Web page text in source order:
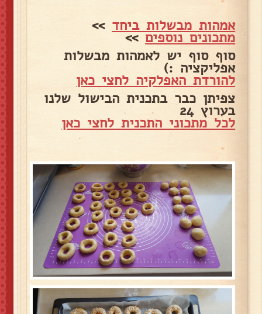
אמהות מבשלות ביחד >>
מתכונים נוספים>>
סוף סוף יש לאמהות מבשלות
אפליקציה :)
להורדת האפלקיה לחצי כאן
צפיתן כבר בתכנית הבישול שלנו
בערוץ 24
לכל מתכוני התכנית לחצי כאן